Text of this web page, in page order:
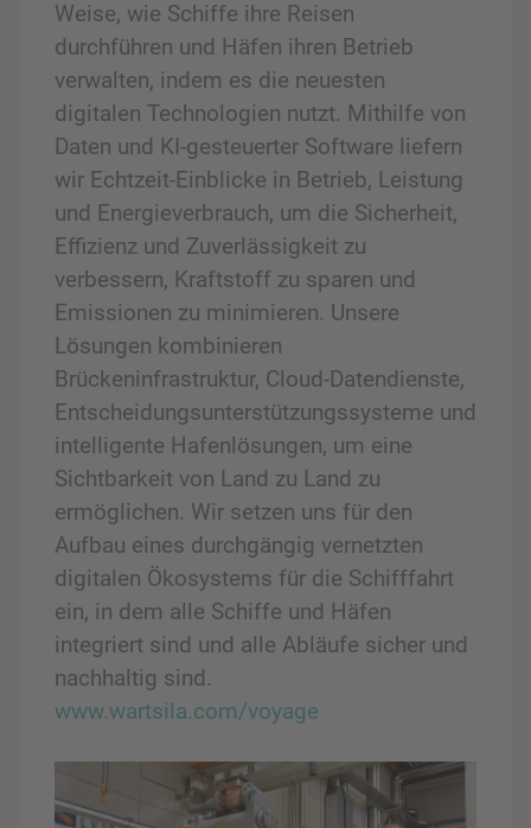
Weise, wie Schiffe ihre Reisen
durchführen und Häfen ihren Betrieb
verwalten, indem es die neuesten
digitalen Technologien nutzt. Mithilfe von
Daten und KI-gesteuerter Software liefern
wir Echtzeit-Einblicke in Betrieb, Leistung
und Energieverbrauch, um die Sicherheit,
Effizienz und Zuverlässigkeit zu
verbessern, Kraftstoff zu sparen und
Emissionen zu minimieren. Unsere
Lösungen kombinieren
Brückeninfrastruktur, Cloud-Datendienste,
Entscheidungsunterstützungssysteme und
intelligente Hafenlösungen, um eine
Sichtbarkeit von Land zu Land zu
ermöglichen. Wir setzen uns für den
Aufbau eines durchgängig vernetzten
digitalen Ökosystems für die Schifffahrt
ein, in dem alle Schiffe und Häfen
integriert sind und alle Abläufe sicher und
nachhaltig sind.
www.wartsila.com/voyage